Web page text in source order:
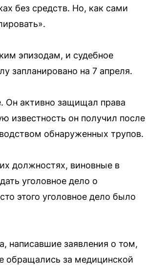
без средств. Но, как сами
эпизодам, и судебное
запланировано на 7 апреля.
Он активно защищал права
известность он получил после
обнаруженных трупов.
должностях, виновные в
уголовное дело о
этого уголовное дело было
написавшие заявления о том,
обращались за медицинской